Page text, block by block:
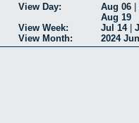
View Day: Aug 06
Aug 19
View Week:
Jul 14|
View Month:
2024 Jun